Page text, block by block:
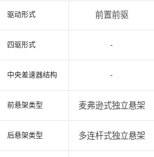
驱动形式
四驱形式
中央差速器结构
前悬架类型
后悬架类型
前置前驱
-
-
麦弗逊式独立悬架
多连杆式独立悬架